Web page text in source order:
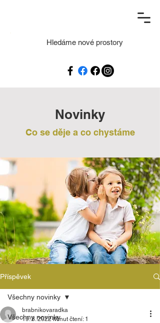
Hledáme nové prostory
Novinky
Co se děje a co chystáme
Příspěvek
Všechny novinky
Všechny novinky
brabnikovaradka
19. 8. 2022 Minut čtení: 1